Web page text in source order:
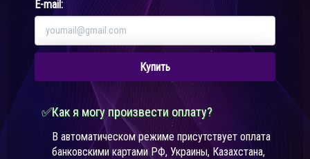
E-mail:
Купить
✅Как я могу произвести оплату?
В автоматическом режиме присутствует оплата
банковскими картами РФ, Украины, Казахстана,